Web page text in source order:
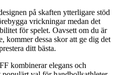
på skaften ytterligare stöd
vrickningar medan det
för spelet. Oavsett om du är
kommer dessa skor att ge dig det
ditt bästa.
kombinerar elegans och